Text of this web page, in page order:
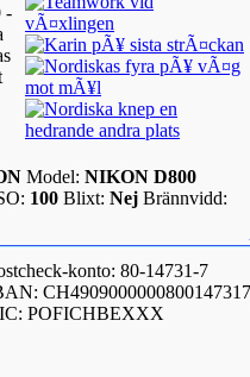
-
Model: NIKON D800
100 Blixt: Nej Brännvidd:
konto: 80-14731-7
CH4909000000800147317
POFICHBEXXX